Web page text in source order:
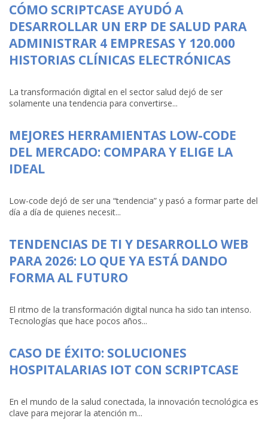
CÓMO SCRIPTCASE AYUDÓ A
DESARROLLAR UN ERP DE SALUD PARA
ADMINISTRAR 4 EMPRESAS Y 120.000
HISTORIAS CLÍNICAS ELECTRÓNICAS
La transformación digital en el sector salud dejó de ser
solamente una tendencia para convertirse...
MEJORES HERRAMIENTAS LOW-CODE
DEL MERCADO: COMPARA Y ELIGE LA
IDEAL
Low-code dejó de ser una “tendencia” y pasó a formar parte del
día a día de quienes necesit...
TENDENCIAS DE TI Y DESARROLLO WEB
PARA 2026: LO QUE YA ESTÁ DANDO
FORMA AL FUTURO
El ritmo de la transformación digital nunca ha sido tan intenso.
Tecnologías que hace pocos años...
CASO DE ÉXITO: SOLUCIONES
HOSPITALARIAS IOT CON SCRIPTCASE
En el mundo de la salud conectada, la innovación tecnológica es
clave para mejorar la atención m...